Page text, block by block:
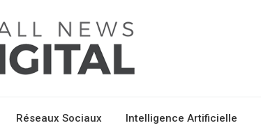
Réseaux Sociaux Intelligence Artificielle